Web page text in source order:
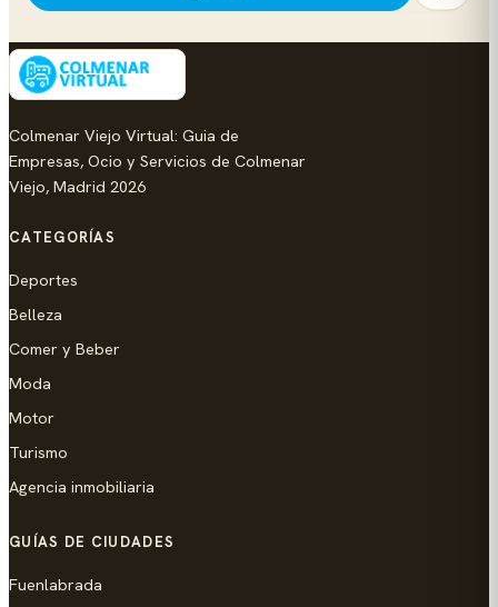
Colmenar Viejo Virtual: Guia de
Empresas, Ocio y Servicios de Colmenar
Viejo, Madrid 2026
CATEGORÍAS
Deportes
Belleza
Comer y Beber
Moda
Motor
Turismo
Agencia inmobiliaria
GUÍAS DE CIUDADES
Fuenlabrada